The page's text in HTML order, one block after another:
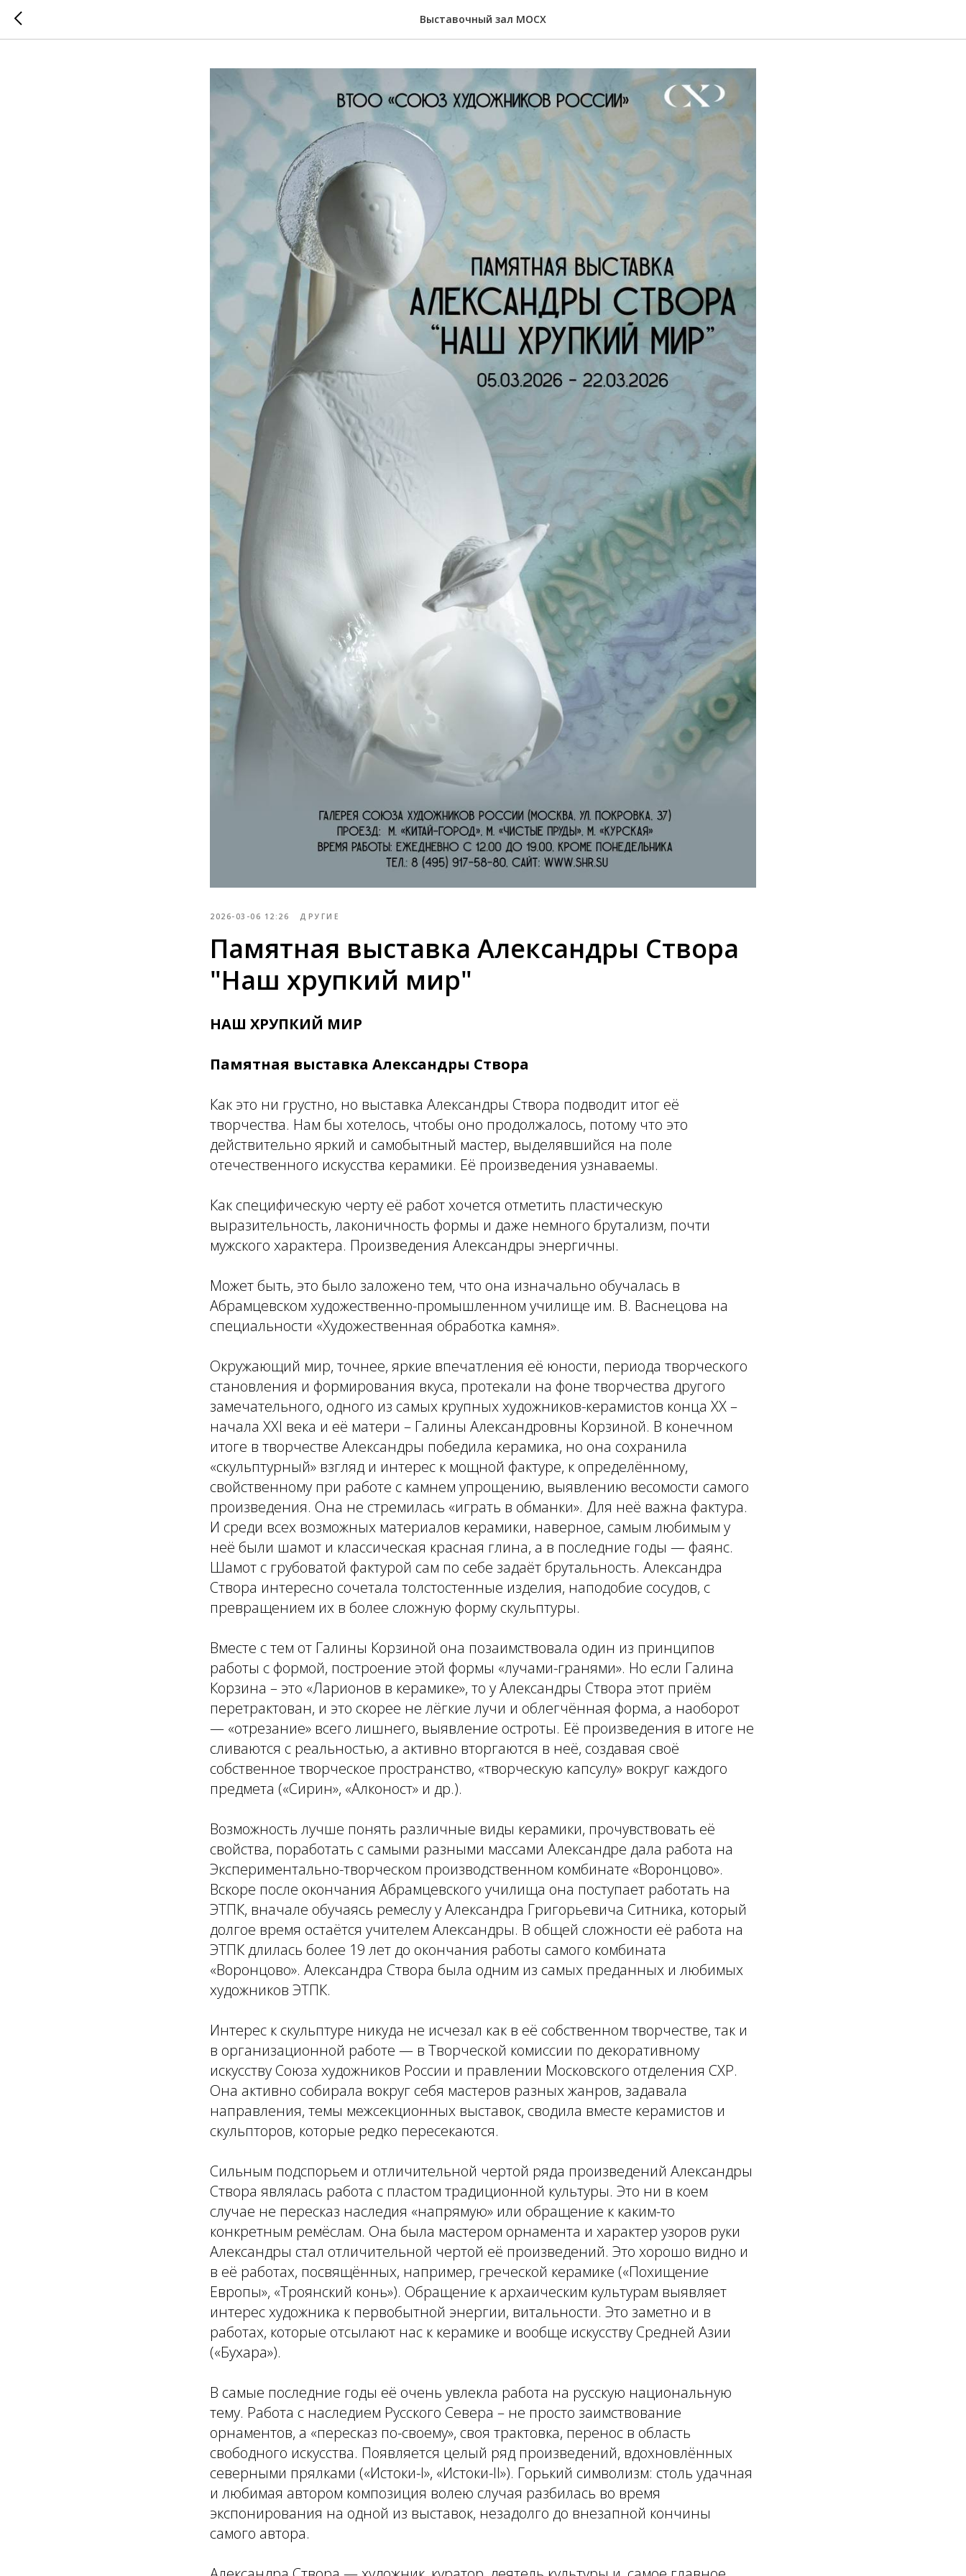
Выставочный зал МОСХ
2026-03-06 12:26 ДРУГИЕ
Памятная выставка Александры Створа
"Наш хрупкий мир"
НАШ ХРУПКИЙ МИР
Памятная выставка Александры Створа
Как это ни грустно, но выставка Александры Створа подводит итог её
творчества. Нам бы хотелось, чтобы оно продолжалось, потому что это
действительно яркий и самобытный мастер, выделявшийся на поле
отечественного искусства керамики. Её произведения узнаваемы.
Как специфическую черту её работ хочется отметить пластическую
выразительность, лаконичность формы и даже немного брутализм, почти
мужского характера. Произведения Александры энергичны.
Может быть, это было заложено тем, что она изначально обучалась в
Абрамцевском художественно-промышленном училище им. В. Васнецова на
специальности «Художественная обработка камня».
Окружающий мир, точнее, яркие впечатления её юности, периода творческого
становления и формирования вкуса, протекали на фоне творчества другого
замечательного, одного из самых крупных художников-керамистов конца XX –
начала XXI века и её матери – Галины Александровны Корзиной. В конечном
итоге в творчестве Александры победила керамика, но она сохранила
«скульптурный» взгляд и интерес к мощной фактуре, к определённому,
свойственному при работе с камнем упрощению, выявлению весомости самого
произведения. Она не стремилась «играть в обманки». Для неё важна фактура.
И среди всех возможных материалов керамики, наверное, самым любимым у
неё были шамот и классическая красная глина, а в последние годы — фаянс.
Шамот с грубоватой фактурой сам по себе задаёт брутальность. Александра
Створа интересно сочетала толстостенные изделия, наподобие сосудов, с
превращением их в более сложную форму скульптуры.
Вместе с тем от Галины Корзиной она позаимствовала один из принципов
работы с формой, построение этой формы «лучами-гранями». Но если Галина
Корзина – это «Ларионов в керамике», то у Александры Створа этот приём
перетрактован, и это скорее не лёгкие лучи и облегчённая форма, а наоборот
— «отрезание» всего лишнего, выявление остроты. Её произведения в итоге не
сливаются с реальностью, а активно вторгаются в неё, создавая своё
собственное творческое пространство, «творческую капсулу» вокруг каждого
предмета («Сирин», «Алконост» и др.).
Возможность лучше понять различные виды керамики, прочувствовать её
свойства, поработать с самыми разными массами Александре дала работа на
Экспериментально-творческом производственном комбинате «Воронцово».
Вскоре после окончания Абрамцевского училища она поступает работать на
ЭТПК, вначале обучаясь ремеслу у Александра Григорьевича Ситника, который
долгое время остаётся учителем Александры. В общей сложности её работа на
ЭТПК длилась более 19 лет до окончания работы самого комбината
«Воронцово». Александра Створа была одним из самых преданных и любимых
художников ЭТПК.
Интерес к скульптуре никуда не исчезал как в её собственном творчестве, так и
в организационной работе — в Творческой комиссии по декоративному
искусству Союза художников России и правлении Московского отделения СХР.
Она активно собирала вокруг себя мастеров разных жанров, задавала
направления, темы межсекционных выставок, сводила вместе керамистов и
скульпторов, которые редко пересекаются.
Сильным подспорьем и отличительной чертой ряда произведений Александры
Створа являлась работа с пластом традиционной культуры. Это ни в коем
случае не пересказ наследия «напрямую» или обращение к каким-то
конкретным ремёслам. Она была мастером орнамента и характер узоров руки
Александры стал отличительной чертой её произведений. Это хорошо видно и
в её работах, посвящённых, например, греческой керамике («Похищение
Европы», «Троянский конь»). Обращение к архаическим культурам выявляет
интерес художника к первобытной энергии, витальности. Это заметно и в
работах, которые отсылают нас к керамике и вообще искусству Средней Азии
(«Бухара»).
В самые последние годы её очень увлекла работа на русскую национальную
тему. Работа с наследием Русского Севера – не просто заимствование
орнаментов, а «пересказ по-своему», своя трактовка, перенос в область
свободного искусства. Появляется целый ряд произведений, вдохновлённых
северными прялками («Истоки-I», «Истоки-II»). Горький символизм: столь удачная
и любимая автором композиция волею случая разбилась во время
экспонирования на одной из выставок, незадолго до внезапной кончины
самого автора.